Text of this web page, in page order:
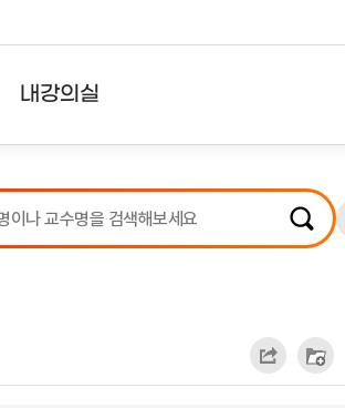
내강의실
강의리스트
수강확인증강의